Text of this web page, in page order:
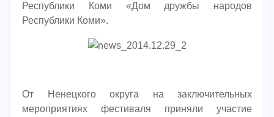
Республики Коми «Дом дружбы народов
Республики Коми».
От Ненецкого округа на заключительных
мероприятиях фестиваля приняли участие